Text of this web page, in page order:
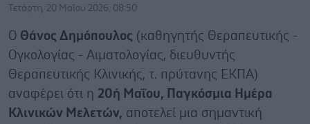
Τετάρτη, 20 Μαΐου 2026, 08:50
Ο Θάνος Δημόπουλος (καθηγητής Θεραπευτικής -
Ογκολογίας - Αιματολογίας, διευθυντής
Θεραπευτικής Κλινικής, τ. πρύτανης ΕΚΠΑ)
αναφέρει ότι η 20ή Μαΐου, Παγκόσμια Ημέρα
Κλινικών Μελετών, αποτελεί μια σημαντική